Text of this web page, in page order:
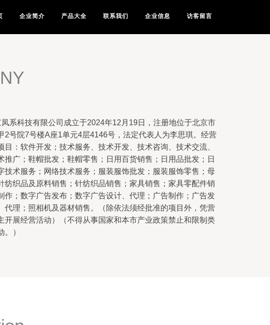
企业简介 产品大全 联系我们 企业信息 访客留言
系科技有限公司成立于2024年12月19日，注册地位于北京市
2号院7号楼A座1单元4层4146号，法定代表人为李思琪。经营
目：软件开发；技术服务、技术开发、技术咨询、技术交流、
推广；鞋帽批发；鞋帽零售；日用百货销售；日用品批发；日
技术服务；网络技术服务；服装服饰批发；服装服饰零售；母
纺织品及原料销售；针纺织品销售；家具销售；家具零配件销
作；数字广告发布；数字广告设计、代理；广告制作；广告发
代理；照相机及器材销售。（除依法须经批准的项目外，凭营
开展经营活动）（不得从事国家和本市产业政策禁止和限制类
。）